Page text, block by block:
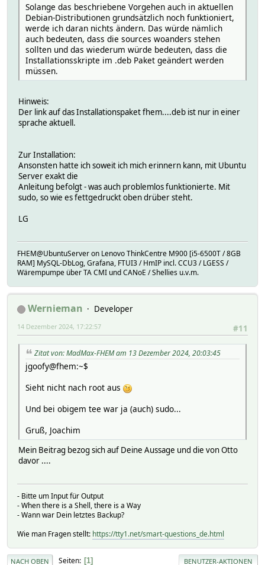
Solange das beschriebene Vorgehen auch in aktuellen
Debian-Distributionen grundsätzlich noch funktioniert,
werde ich daran nichts ändern. Das würde nämlich
auch bedeuten, dass die sources woanders stehen
sollten und das wiederum würde bedeuten, dass die
Installationsskripte im .deb Paket geändert werden
müssen.
Hinweis:
Der link auf das Installationspaket fhem....deb ist nur in einer
sprache aktuell.
Zur Installation:
Ansonsten hatte ich soweit ich mich erinnern kann, mit Ubuntu
Server exakt die
Anleitung befolgt - was auch problemlos funktionierte. Mit
sudo, so wie es fettgedruckt oben drüber steht.
LG
FHEM@UbuntuServer on Lenovo ThinkCentre M900 [i5-6500T / 8GB
RAM] MySQL-DbLog, Grafana, FTUI3 / HmIP incl. CCU3 / LGESS /
Wärempumpe über TA CMI und CANoE / Shellies u.v.m.
Wernieman
Developer
#11
14 Dezember 2024, 17:22:57
Zitat von: MadMax-FHEM am 13 Dezember 2024, 20:03:45
jgoofy@fhem:~$
Sieht nicht nach root aus
Und bei obigem tee war ja (auch) sudo...
Gruß, Joachim
Mein Beitrag bezog sich auf Deine Aussage und die von Otto
davor ....
- Bitte um Input für Output
- When there is a Shell, there is a Way
- Wann war Dein letztes Backup?
Wie man Fragen stellt: https://tty1.net/smart-questions_de.html
NACH OBEN Seiten 1 BENUTZER-AKTIONEN